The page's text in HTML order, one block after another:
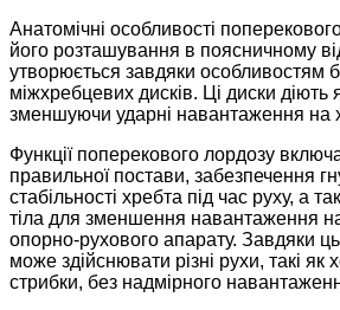
Анатомічні особливості
його розташування в поясничному
утворюється завдяки особливостям
міжхребцевих дисків. Ці диски діють
зменшуючи ударні навантаження на
Функції поперекового лордозу
правильної постави, забезпечення
стабільності хребта під час руху, а
тіла для зменшення навантаження
опорно-рухового апарату. Завдяки
може здійснювати різні рухи, такі як
стрибки, без надмірного